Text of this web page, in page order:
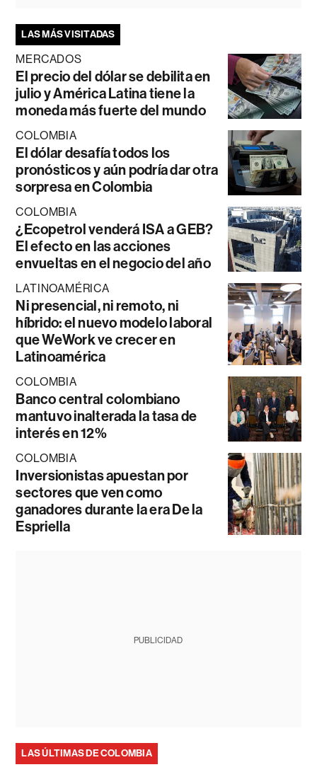
LAS MÁS VISITADAS
MERCADOS
El precio del dólar se debilita en
julio y América Latina tiene la
moneda más fuerte del mundo
COLOMBIA
El dólar desafía todos los
pronósticos y aún podría dar otra
sorpresa en Colombia
COLOMBIA
¿Ecopetrol venderá ISA a GEB?
El efecto en las acciones
envueltas en el negocio del año
LATINOAMÉRICA
Ni presencial, ni remoto, ni
híbrido: el nuevo modelo laboral
que WeWork ve crecer en
Latinoamérica
COLOMBIA
Banco central colombiano
mantuvo inalterada la tasa de
interés en 12%
COLOMBIA
Inversionistas apuestan por
sectores que ven como
ganadores durante la era De la
Espriella
PUBLICIDAD
LAS ÚLTIMAS DE COLOMBIA